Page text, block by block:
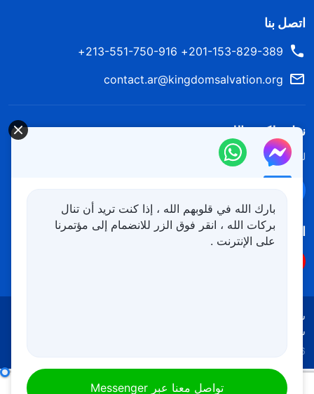
اتصل بنا
201-153-829-389+ 213-551-750-916+
contact.ar@kingdomsalvation.org
نزل ملكوت الله.
لقد نزلت المملكة بالفعل إلى الأرض! هل تريد دخوله؟
اتبعنا
شروط الاستخدام
سياسة ملفات تعريف الارتباط
Copyright © 2026
بارك الله في قلوبهم الله ، إذا كنت تريد أن تنال
بركات الله ، انقر فوق الزر للانضمام إلى مؤتمرنا
على الإنترنت .
تواصل معنا عبر Messenger تفسيرات أسرار كلام الله إلى الكون بأسره: الفصل الثامن عشر